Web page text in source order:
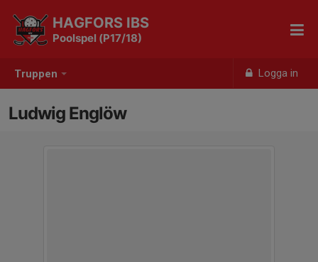
Truppen Logga in
HAGFORS IBS
Poolspel (P17/18)
Ludwig Englöw